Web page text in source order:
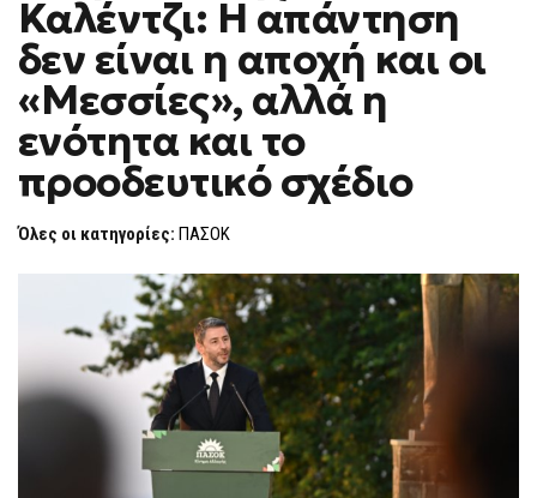
Η
ΑΠΆΝΤΗΣΗ
ΔΕΝ
ΕΊΝΑΙ
ΑΠΟΧΉ
ΟΙ
«ΜΕΣΣΊΕΣ»,
ΑΛΛΆ
Η
ΠΡΟΟΔΕΥΤΙΚΌ
ΣΧΈΔΙΟ
Καλέντζι: Η απάντηση
δεν είναι η αποχή και οι
«Μεσσίες», αλλά η
ενότητα και το
προοδευτικό σχέδιο
Όλες οι κατηγορίες: ΠΑΣΟΚ